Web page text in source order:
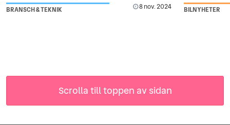
BRANSCH & TEKNIK 8 nov. 2024 BILNYHETER
Scrolla till toppen av sidan